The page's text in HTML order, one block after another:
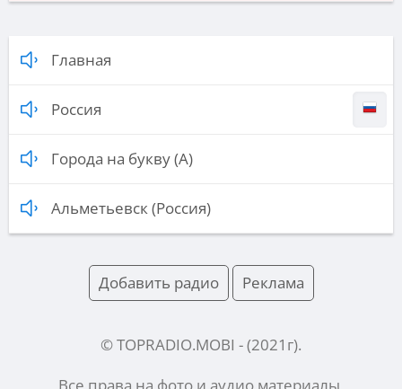
Главная
Россия
Города на букву (А)
Альметьевск (Россия)
Добавить радио Реклама
© TOPRADIO.MOBI - (2021 г).
Все права на фото и аудио материалы,